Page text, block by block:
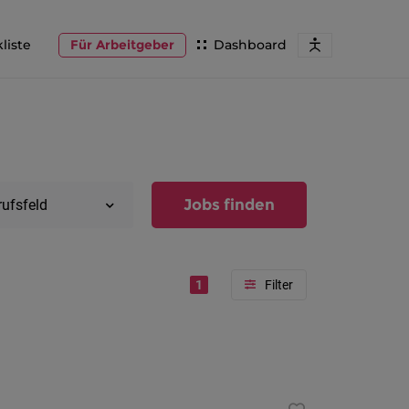
Dashboard
Für Arbeitgeber
Jobs finden
1